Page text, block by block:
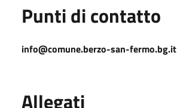
Punti di contatto
info@comune.berzo-san-fermo.bg.it
Allegati